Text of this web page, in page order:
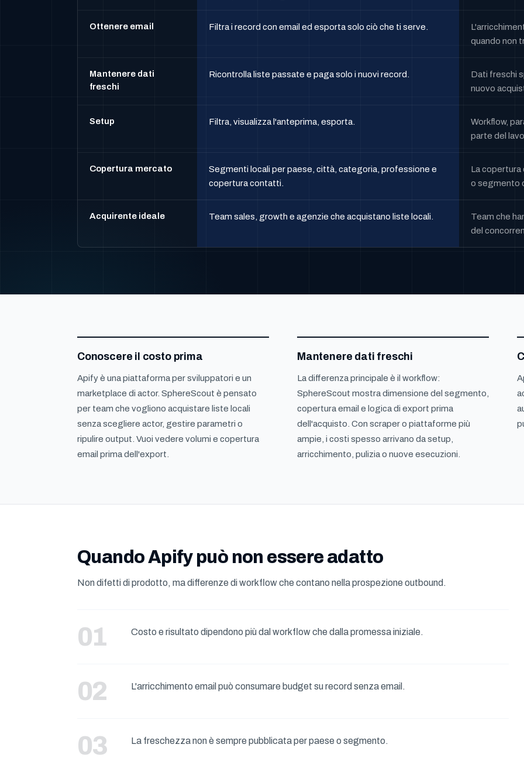
Ottenere email Filtra i record con email ed esporta solo ciò che ti serve.
quando non
Mantenere dati
freschi
Ricontrolla liste passate e paga solo i nuovi record.
Dati freschi
nuovo
Setup Filtra, visualizza l'anteprima, esporta.
Workflow,
parte del
Copertura mercato
Segmenti locali per paese, città, categoria, professione e
copertura contatti.
La copertura
o segmento
Acquirente ideale Team sales, growth e agenzie che acquistano liste locali.
Team che
del
Conoscere il costo prima
Apify è una piattaforma per sviluppatori e un
marketplace di actor. SphereScout è pensato
per team che vogliono acquistare liste locali
senza scegliere actor, gestire parametri o
ripulire output. Vuoi vedere volumi e copertura
email prima dell'export.
Mantenere dati freschi
La differenza principale è il workflow:
SphereScout mostra dimensione del segmento,
copertura email e logica di export prima
dell'acquisto. Con scraper o piattaforme più
ampie, i costi spesso arrivano da setup,
arricchimento, pulizia o nuove esecuzioni.
Quando Apify può non essere adatto
Non difetti di prodotto, ma differenze di workflow che contano nella prospezione outbound.
Costo e risultato dipendono più dal workflow che dalla promessa iniziale.
L'arricchimento email può consumare budget su record senza email.
La freschezza non è sempre pubblicata per paese o segmento.